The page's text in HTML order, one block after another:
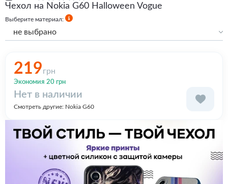
Чехол на Nokia G60 Halloween Vogue
Выберите материал:
не выбрано
Силиконовый с бортами
219грн
Экономия 20 грн
Нет в наличии
Смотреть другие: Nokia G60